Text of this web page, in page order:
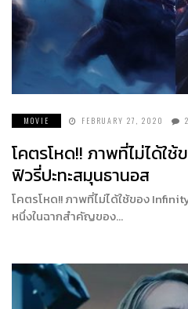
MOVIE FEBRUARY 27, 2020
โคตรโหด!! ภาพที่ไม่ได้ใช้
ฟิวรี่ปะทะสมุนธานอส
โคตรโหด!! ภาพที่ไม่ได้ใช้ของ
หนึ่งในฉากสำคัญของ…